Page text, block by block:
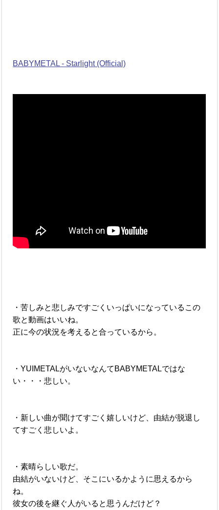
BABYMETAL - Starlight (Official)
・苦しみと悲しみですごくいっぱいになっているこの
歌と動画はいいね。
正に今の状況を考えると合っているから。
・YUIMETALがいないなんてBABYMETALではな
い・・・悲しい。
・新しい曲が聞けてすごく嬉しいけど、由結が脱退し
てすごく悲しいよ。
・素晴らしい歌だ。
由結がいないけど、そこにいるかように思えるから
ね。
彼女の後を継ぐ人がいると思うんだけど？